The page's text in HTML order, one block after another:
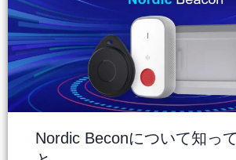
Nordic Beconについて知っ